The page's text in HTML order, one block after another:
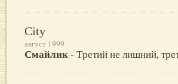
City
август 1999
Смайлик - Тpетий не лишний,